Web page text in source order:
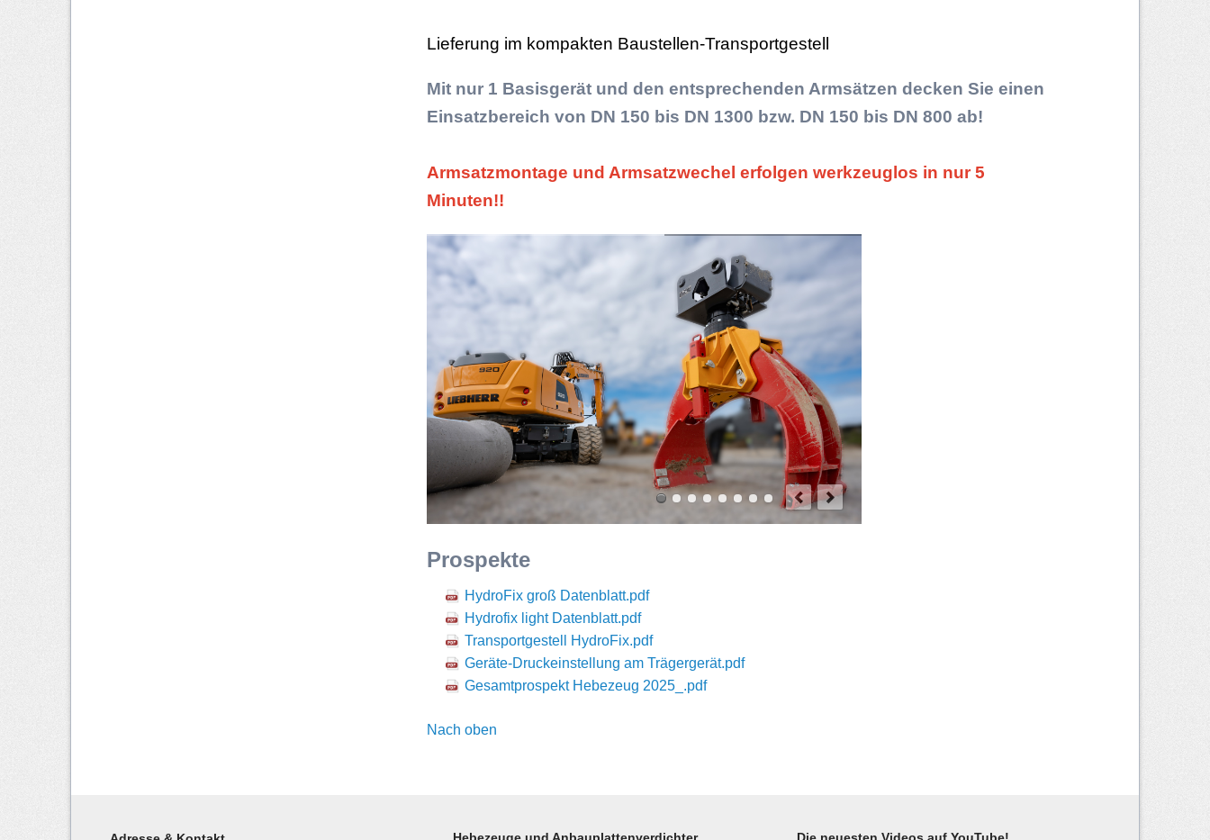
Lieferung im kompakten Baustellen-Transportgestell
Mit nur 1 Basisgerät und den entsprechenden Armsätzen decken Sie einen
Einsatzbereich von DN 150 bis DN 1300 bzw. DN 150 bis DN 800 ab!
Armsatzmontage und Armsatzwechel erfolgen werkzeuglos in nur 5
Minuten!!
Prospekte
HydroFix groß Datenblatt.pdf
Hydrofix light Datenblatt.pdf
Transportgestell HydroFix.pdf
Geräte-Druckeinstellung am Trägergerät.pdf
Gesamtprospekt Hebezeug 2025_.pdf
Nach oben
Hebezeuge und Anbauplattenverdichter Die neuesten Videos auf YouTube!